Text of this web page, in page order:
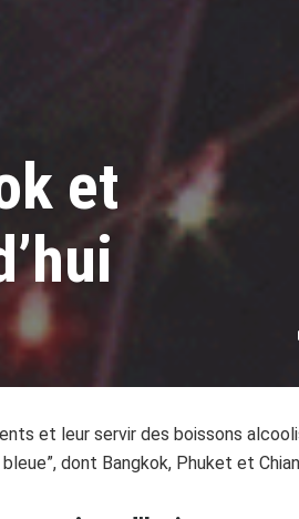
et
et leur servir des boissons
dont Bangkok, Phuket et